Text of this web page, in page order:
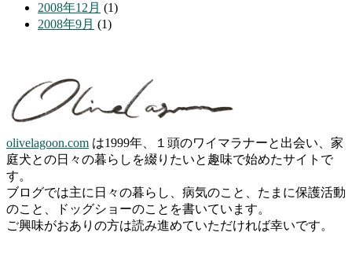
2008年12月 (1)
2008年9月 (1)
olivelagoon.com は1999年、１頭のワイマラナーと出会い、家
庭犬との日々の暮らしを綴りたいと趣味で始めたサイトで
す。
ブログでは主に日々の暮らし、病気のこと、たまに保護活動
のこと、ドッグショーのことを書いています。
ご興味がおありの方は読み進めていただければ幸いです。